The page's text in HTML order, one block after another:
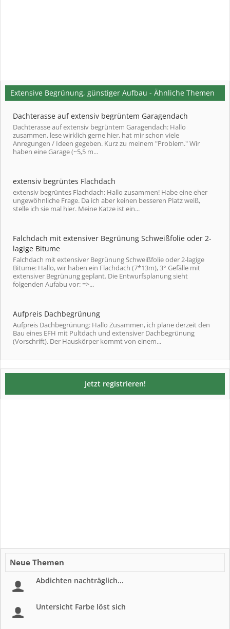
Extensive Begrünung, günstiger Aufbau - Ähnliche Themen
Dachterasse auf extensiv begrüntem Garagendach
Dachterasse auf extensiv begrüntem Garagendach: Hallo
zusammen, lese wirklich gerne hier, hat mir schon viele
Anregungen / Ideen gegeben. Kurz zu meinem "Problem." Wir
haben eine Garage (~5,5 m...
extensiv begrüntes Flachdach
extensiv begrüntes Flachdach: Hallo zusammen! Habe eine eher
ungewöhnliche Frage. Da ich aber keinen besseren Platz weiß,
stelle ich sie mal hier. Meine Katze ist ein...
Falchdach mit extensiver Begrünung Schweißfolie oder 2-
lagige Bitume
Falchdach mit extensiver Begrünung Schweißfolie oder 2-lagige
Bitume: Hallo, wir haben ein Flachdach (7*13m), 3° Gefälle mit
extensiver Begrünung geplant. Die Entwurfsplanung sieht
folgenden Aufabu vor: =>...
Aufpreis Dachbegrünung
Aufpreis Dachbegrünung: Hallo Zusammen, ich plane derzeit den
Bau eines EFH mit Pultdach und extensiver Dachbegrünung
(Vorschrift). Der Hauskörper kommt von einem...
Jetzt registrieren!
Neue Themen
Abdichten nachträglich...
Untersicht Farbe löst sich